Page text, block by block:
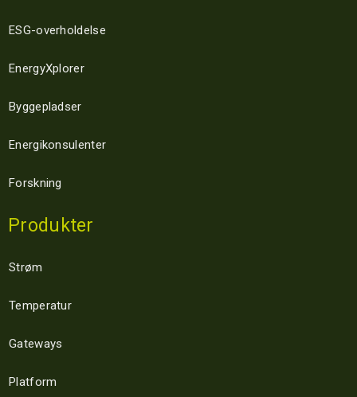
ESG-overholdelse
EnergyXplorer
Byggepladser
Energikonsulenter
Forskning
Produkter
Strøm
Temperatur
Gateways
Platform